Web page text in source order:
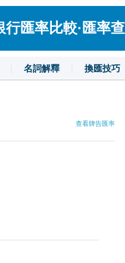
行匯率比較·匯率
名詞解釋 換匯技巧
查看牌告匯率